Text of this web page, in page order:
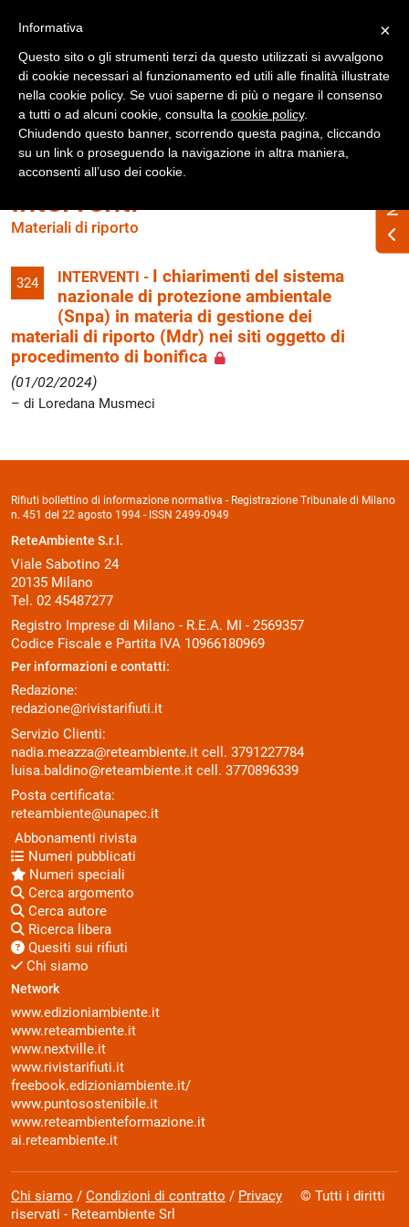
Accedi
Interventi
Materiali di riporto
324 INTERVENTI -
I chiarimenti del sistema
nazionale di protezione ambientale
(Snpa) in materia di gestione dei
materiali di riporto (Mdr) nei siti oggetto di
procedimento di bonifica
(01/02/2024)
di Loredana Musmeci
Rifiuti bollettino di informazione normativa - Registrazione Tribunale di Milano
n. 451 del 22 agosto 1994 - ISSN 2499-0949
ReteAmbiente S.r.l.
Viale Sabotino 24
20135 Milano
Tel. 02 45487277
Registro Imprese di Milano - R.E.A. MI - 2569357
Codice Fiscale e Partita IVA 10966180969
Per informazioni e contatti:
Redazione:
redazione@rivistarifiuti.it
Servizio Clienti:
nadia.meazza@reteambiente.it cell. 3791227784
luisa.baldino@reteambiente.it cell. 3770896339
Posta certificata:
reteambiente@unapec.it
Abbonamenti rivista
Numeri pubblicati
Numeri speciali
Cerca argomento
Cerca autore
Ricerca libera
Quesiti sui rifiuti
Chi siamo
Network
www.edizioniambiente.it
www.reteambiente.it
www.nextville.it
www.rivistarifiuti.it
freebook.edizioniambiente.it/
www.puntosostenibile.it
www.reteambienteformazione.it
ai.reteambiente.it
Chi siamo / Condizioni di contratto / Privacy © Tutti i diritti
riservati - Reteambiente Srl
×
Informativa
Questo sito o gli strumenti terzi da questo utilizzati si avvalgono
di cookie necessari al funzionamento ed utili alle finalità illustrate
nella cookie policy. Se vuoi saperne di più o negare il consenso
a tutti o ad alcuni cookie, consulta la cookie policy.
Chiudendo questo banner, scorrendo questa pagina, cliccando
su un link o proseguendo la navigazione in altra maniera,
acconsenti all’uso dei cookie.